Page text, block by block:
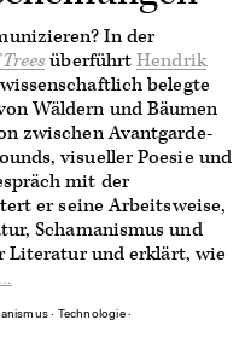
In der
überführtHendrik
belegte
Wäldern und Bäumen
zwischen Avantgarde-
visueller Poesie und
mit der
er seine Arbeitsweise,
Schamanismus und
Literatur und erklärt, wie
∙ Technologie∙